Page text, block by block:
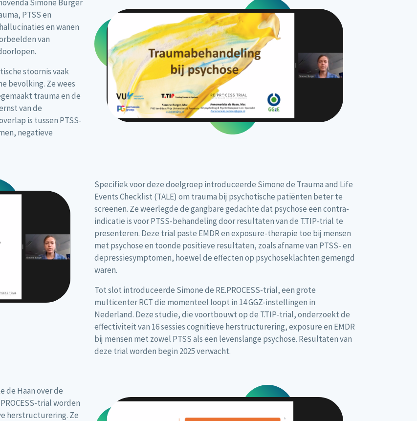
Simone Burger
PTSS en
en wanen
van
stoornis vaak
bevolking. Ze wees
trauma en de
van de
is tussen PTSS-
negatieve
Specifiek voor deze doelgroep introduceerde Simone de Trauma and Life
Events Checklist (TALE) om trauma bij psychotische patiënten beter te
screenen. Ze weerlegde de gangbare gedachte dat psychose een contra-
indicatie is voor PTSS-behandeling door resultaten van de T.TIP-trial te
presenteren. Deze trial paste EMDR en exposure-therapie toe bij mensen
met psychose en toonde positieve resultaten, zoals afname van PTSS- en
depressiesymptomen, hoewel de effecten op psychoseklachten gemengd
waren.
Tot slot introduceerde Simone de RE.PROCESS-trial, een grote
multicenter RCT die momenteel loopt in 14 GGZ-instellingen in
Nederland. Deze studie, die voortbouwt op de T.TIP-trial, onderzoekt de
effectiviteit van 16 sessies cognitieve herstructurering, exposure en EMDR
bij mensen met zowel PTSS als een levenslange psychose. Resultaten van
deze trial worden begin 2025 verwacht.
de Haan over de
trial worden
herstructurering. Ze